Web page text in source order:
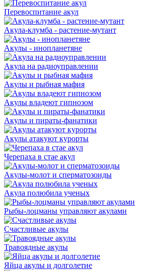
Перевоспитание акул
Акула-клумба - растение-мутант
Акулы - инопланетяне
Акула на радиоуправлении
Акулы и рыбная мафия
Акулы владеют гипнозом
Акулы и пираты-фанатики
Акулы атакуют курорты
Черепаха в стае акул
Акулы-молот и сперматозоиды
Акула полюбила ученых
Рыбы-лоцманы управляют акулами
Счастливые акулы
Травоядные акулы
Яйца акулы и долголетие